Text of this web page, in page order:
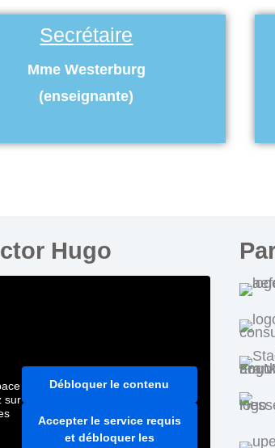
Secrétaire
Mme Westerburg
(enseignante)
Hugo
sur
Débloquer le contenu
Accepter le service requis
et débloquer les